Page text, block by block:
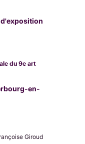
du 9e art
en-
Giroud